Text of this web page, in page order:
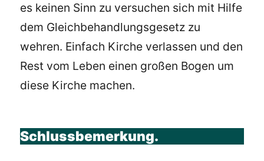
es keinen Sinn zu versuchen sich mit Hilfe
dem Gleichbehandlungsgesetz zu
wehren. Einfach Kirche verlassen und den
Rest vom Leben einen großen Bogen um
diese Kirche machen.
Schlussbemerkung.